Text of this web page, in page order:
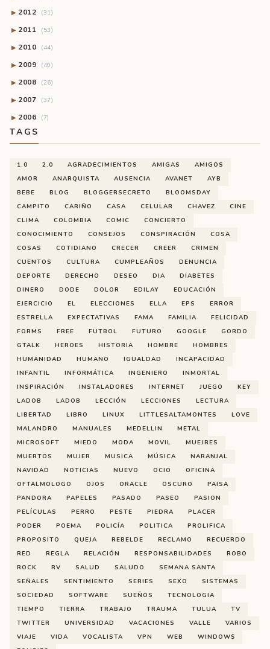
▶ 2012 (31)
▶ 2011 (53)
▶ 2010 (44)
▶ 2009 (40)
▶ 2008 (26)
▶ 2007 (37)
▶ 2006 (7)
TAGS
1.0 2.0 AGRADECIMIENTOS AMIGAS
AMIGOS
AMOR
ANARQUISTA AUSENCIA AVANET
AYB
BEBE
BLOG BLOGGERSECRETO
BLOOMSDAY
CAMPITO
CARIÑO CASA CELULAR CHAVEZ
CINE
CLIMA
COLOMBIA COMIC
CONCIERTO
CONOCIMIENTO
CONSEJOS CONSPIRACIÓN
COSA
COSAS
COTIDIANO CRECER CREER
CRIMEN
CUENTOS
CULTURA CUMPLEAÑOS
DENUNCIA
DEPORTE
DERECHO DESEO DIA
DIABETES
DINERO
DODE DOLOR EDILAY
EDUCACIÓN
EJERCICIO
EL ELECCIONES ELLA EPS
ERROR
ESTRELLA
EXPECTATIVAS FAMA FAMILIA
FELICIDAD
FORMS
FREE FUTBOL FUTURO GOOGLE
GORDO
GTALK
HEROES HISTORIA HOMBRE
HOMBRES
HUMANIDAD
HUMANO IGUALDAD
INCAPACIDAD
INFANTIL
INFORMÁTICA INGENIERO
INMORTAL
INSPIRACIÓN
INSTALADORES INTERNET JUEGO
KEY
LADOB
LADOB LECCIÓN LECCIONES
LECTURA
LIBERTAD
LIBRO LINUX LITTLESALTAMONTES
LOVE
MALANDRO
MANUALES MEDELLIN
METAL
MICROSOFT
MIEDO MODA MOVIL
MUEJRES
MUERTOS
MUJER MUSICA MÚSICA
NARANJAL
NAVIDAD
NOTICIAS NUEVO OCIO
OFICINA
OFTALMOLOGO
OJOS ORACLE OSCURO
PAISA
PANDORA
PAPELES PASADO PASEO
PASION
PELÍCULAS
PERRO PESTE PIEDRA
PLACER
PODER
POEMA POLICÍA POLITICA
PROLIFICA
PROPOSITO
QUEJA REBELDE RECLAMO
RECUERDO
RED
REGLA RELACIÓN RESPONSABILIDADES
ROBO
ROCK
RV SALUD SALUDO
SEMANA SANTA
SEÑALES
SENTIMIENTO SERIES SEXO
SISTEMAS
SOCIEDAD
SOFTWARE SUEÑOS
TECNOLOGIA
TIEMPO
TIERRA TRABAJO TRAUMA TULUA
TV
TWITTER
UNIVERSIDAD VACACIONES VALLE
VARIOS
VIAJE
VIDA VOCALISTA VPN WEB
WINDOW$